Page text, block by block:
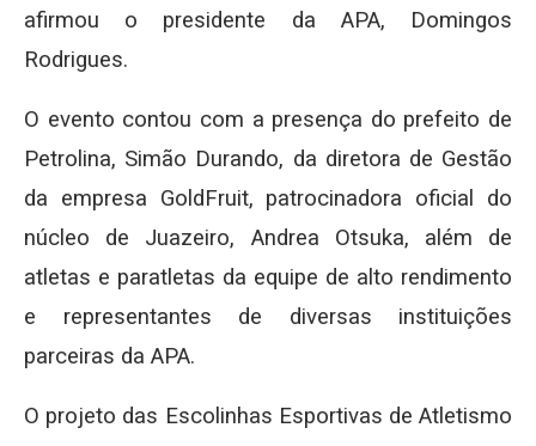
afirmou o presidente da APA, Domingos
Rodrigues.
O evento contou com a presença do prefeito de
Petrolina, Simão Durando, da diretora de Gestão
da empresa GoldFruit, patrocinadora oficial do
núcleo de Juazeiro, Andrea Otsuka, além de
atletas e paratletas da equipe de alto rendimento
e representantes de diversas instituições
parceiras da APA.
O projeto das Escolinhas Esportivas de Atletismo